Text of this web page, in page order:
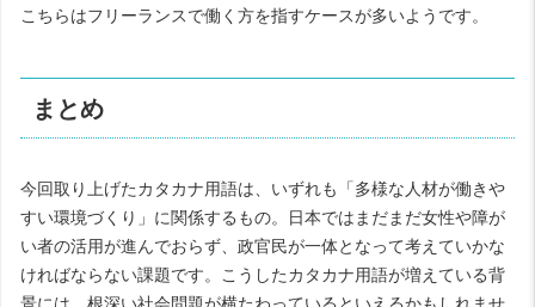
こちらはフリーランスで働く方を指すケースが多いようです。
まとめ
今回取り上げたカタカナ用語は、いずれも「多様な人材が働きや
すい環境づくり」に関係するもの。日本ではまだまだ女性や障が
い者の活用が進んでおらず、政官民が一体となって考えていかな
ければならない課題です。こうしたカタカナ用語が増えている背